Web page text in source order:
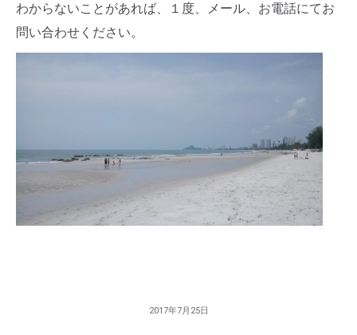
わからないことがあれば、１度、メール、お電話にてお
問い合わせください。
2017年7月25日